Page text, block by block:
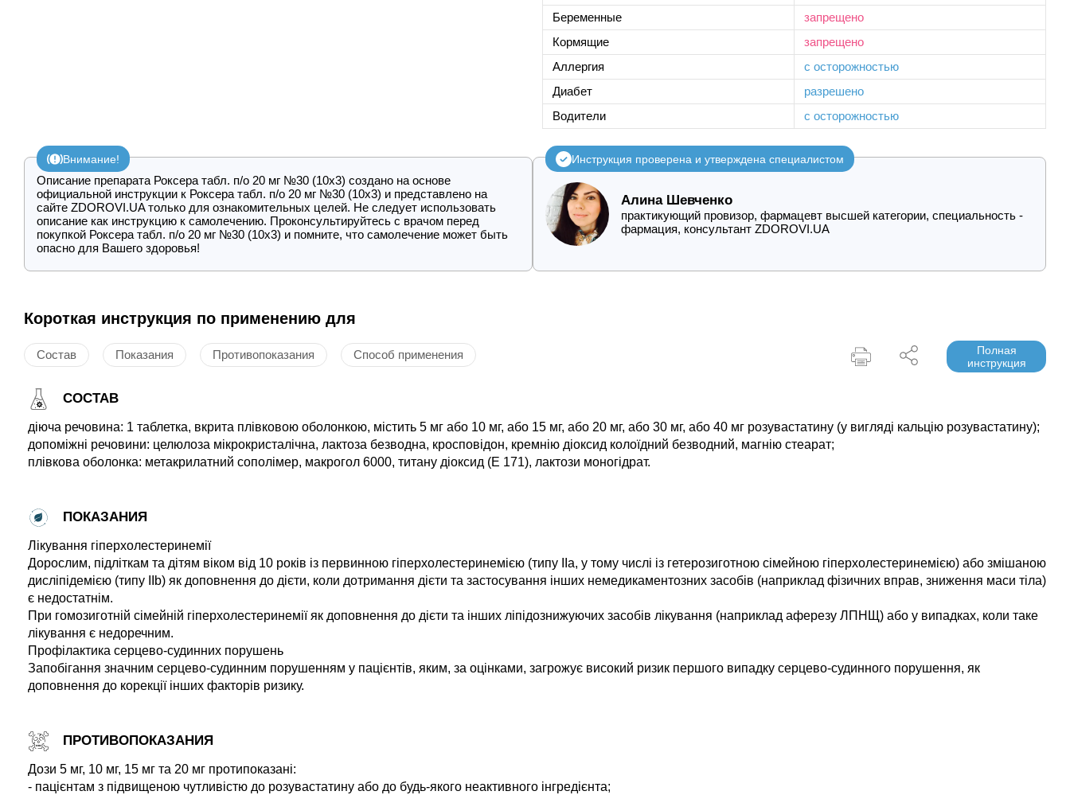
Беременные
запрещено
Кормящие
запрещено
Аллергия
с осторожностью
Диабет
разрешено
Водители
с осторожностью
Внимание!
Описание препарата Роксера табл. п/о 20 мг №30 (10х3) создано на основе
официальной инструкции к Роксера табл. п/о 20 мг №30 (10х3) и представлено на
сайте ZDOROVI.UA только для ознакомительных целей. Не следует использовать
описание как инструкцию к самолечению. Проконсультируйтесь с врачом перед
покупкой Роксера табл. п/о 20 мг №30 (10х3) и помните, что самолечение может быть
опасно для Вашего здоровья!
Инструкция проверена и утверждена специалистом
Алина Шевченко
практикующий провизор, фармацевт высшей категории, специальность -
фармация, консультант ZDOROVI.UA
Короткая инструкция по применению для
Состав Показания Противопоказания Способ применения
Полная
инструкция
СОСТАВ
діюча речовина: 1 таблетка, вкрита плівковою оболонкою, містить 5 мг або 10 мг, або 15 мг, або 20 мг, або 30 мг, або 40 мг розувастатину (у вигляді кальцію розувастатину);
допоміжні речовини: целюлоза мікрокристалічна, лактоза безводна, кросповідон, кремнію діоксид колоїдний безводний, магнію стеарат;
плівкова оболонка: метакрилатний сополімер, макрогол 6000, титану діоксид (Е 171), лактози моногідрат.
ПОКАЗАНИЯ
Лікування гіперхолестеринемії
Дорослим, підліткам та дітям віком від 10 років із первинною гіперхолестеринемією (типу ІІа, у тому числі із гетерозиготною сімейною гіперхолестеринемією) або змішаною
дисліпідемією (типу IІb) як доповнення до дієти, коли дотримання дієти та застосування інших немедикаментозних засобів (наприклад фізичних вправ, зниження маси тіла)
є недостатнім.
При гомозиготній сімейній гіперхолестеринемії як доповнення до дієти та інших ліпідознижуючих засобів лікування (наприклад аферезу ЛПНЩ) або у випадках, коли таке
лікування є недоречним.
Профілактика серцево-судинних порушень
Запобігання значним серцево-судинним порушенням у пацієнтів, яким, за оцінками, загрожує високий ризик першого випадку серцево-судинного порушення, як
доповнення до корекції інших факторів ризику.
ПРОТИВОПОКАЗАНИЯ
Дози 5 мг, 10 мг, 15 мг та 20 мг протипоказані:
- пацієнтам з підвищеною чутливістю до розувастатину або до будь-якого неактивного інгредієнта;